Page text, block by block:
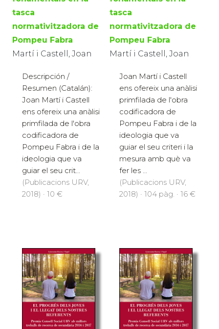
tasca
normativitzadora de
Pompeu Fabra
Martí i Castell, Joan
Descripción /
Resumen (Catalán):
Joan Martí i Castell
ens ofereix una anàlisi
primfilada de l'obra
codificadora de
Pompeu Fabra i de la
ideologia que va
guiar el seu crit...
(Publicacions URV,
2018) · 10 €
tasca
normativitzadora de
Pompeu Fabra
Martí i Castell, Joan
Joan Martí i Castell
ens ofereix una anàlisi
primfilada de l'obra
codificadora de
Pompeu Fabra i de la
ideologia que va
guiar el seu criteri i la
mesura amb què va
fer les ...
(Publicacions URV,
2018) · 104 pàg. · 16 €